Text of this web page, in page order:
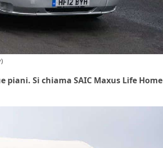
Si chiama SAIC Maxus Life Home